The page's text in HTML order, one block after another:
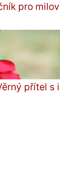
pro
přítel s